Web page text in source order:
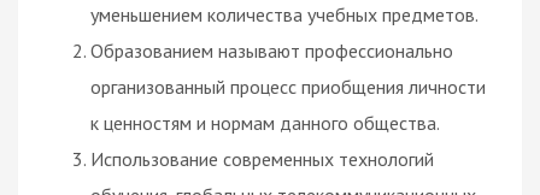
уменьшением количества учебных предметов.
Образованием называют профессионально
организованный процесс приобщения личности
к ценностям и нормам данного общества.
Использование современных технологий